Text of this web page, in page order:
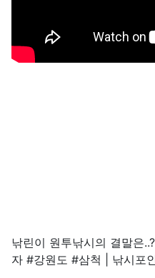
낚린이 원투낚시의 결말은
자 #강원도 #삼척 | 낚시포